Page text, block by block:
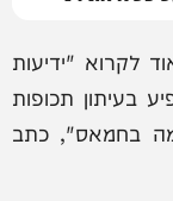
לקרוא "ידיעות
בעיתון תכופות
בחמאס", כתב